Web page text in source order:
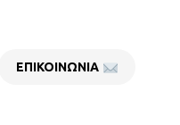
ΕΠΙΚΟΙΝΩΝΙΑ